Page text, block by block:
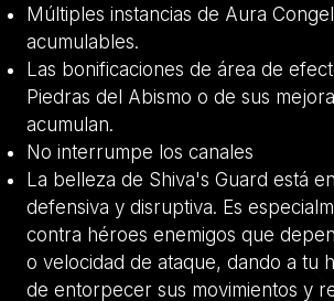
Múltiples instancias de Aura
acumulables.
Las bonificaciones de área de
Piedras del Abismo o de sus
acumulan.
No interrumpe los canales
La belleza de Shiva's Guard está
defensiva y disruptiva. Es
contra héroes enemigos que
o velocidad de ataque, dando a tu
de entorpecer sus movimientos y